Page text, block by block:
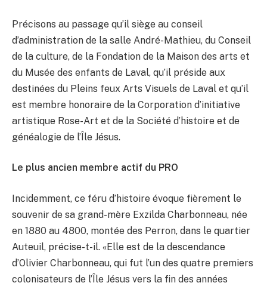
Précisons au passage qu’il siège au conseil
d’administration de la salle André-Mathieu, du Conseil
de la culture, de la Fondation de la Maison des arts et
du Musée des enfants de Laval, qu’il préside aux
destinées du Pleins feux Arts Visuels de Laval et qu’il
est membre honoraire de la Corporation d’initiative
artistique Rose-Art et de la Société d’histoire et de
généalogie de l’Île Jésus.
Le plus ancien membre actif du PRO
Incidemment, ce féru d’histoire évoque fièrement le
souvenir de sa grand-mère Exzilda Charbonneau, née
en 1880 au 4800, montée des Perron, dans le quartier
Auteuil, précise-t-il. «Elle est de la descendance
d’Olivier Charbonneau, qui fut l’un des quatre premiers
colonisateurs de l’Île Jésus vers la fin des années